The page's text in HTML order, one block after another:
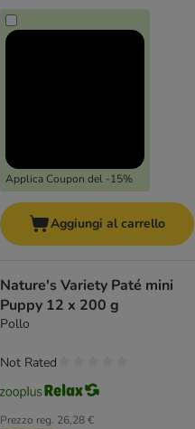
Applica Coupon del -15%
Aggiungi al carrello
Nature's Variety Paté mini
Puppy 12 x 200 g
Pollo
Prezzo reg. 26,28 €
Not Rated